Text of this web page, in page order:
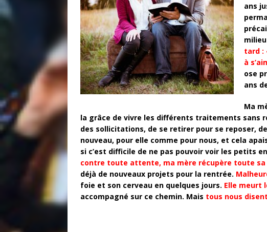
ans
tard :
à
ose
ans
Ma
la grâce de vivre les différents traitements sans
des sollicitations, de se retirer pour se reposer,
nouveau, pour elle comme pour nous, et cela
si c’est difficile de ne pas pouvoir voir les petits
contre toute attente, ma mère récupère toute
déjà de nouveaux projets pour la rentrée.
foie et son cerveau en quelques jours. Elle meurt
accompagné sur ce chemin. Mais tous nous